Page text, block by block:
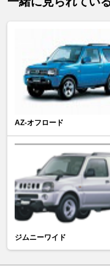
AZ-オフロード
ジムニーワイド